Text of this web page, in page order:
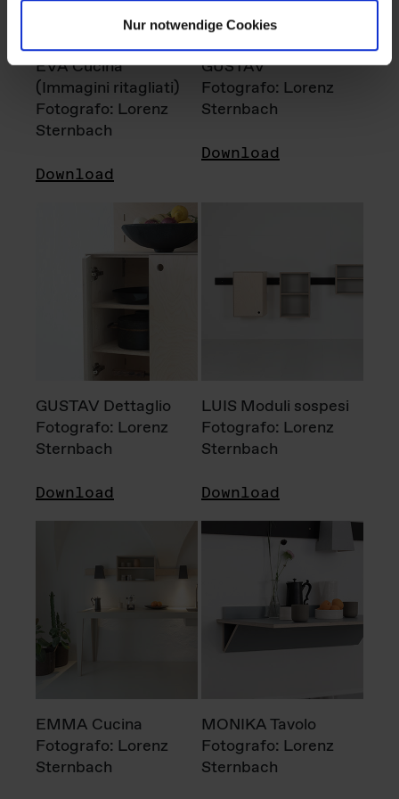
Nur notwendige Cookies
EVA Cucina
(Immagini ritagliati)
Fotografo: Lorenz
Sternbach
Download
GUSTAV
Fotografo: Lorenz
Sternbach
Download
GUSTAV Dettaglio
Fotografo: Lorenz
Sternbach
Download
LUIS Moduli sospesi
Fotografo: Lorenz
Sternbach
Download
EMMA Cucina
Fotografo: Lorenz
Sternbach
MONIKA Tavolo
Fotografo: Lorenz
Sternbach